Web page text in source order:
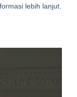
lebih lanjut.